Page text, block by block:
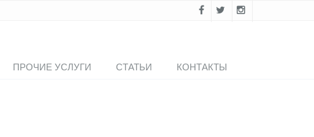
ПРОЧИЕ УСЛУГИ СТАТЬИ КОНТАКТЫ